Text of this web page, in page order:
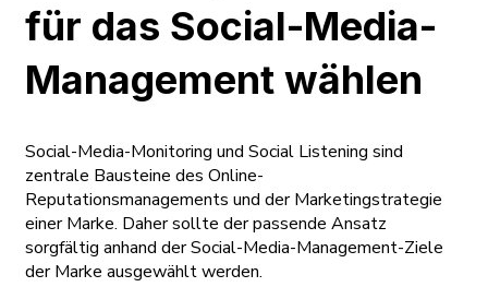
für das Social-Media-
Management wählen
Social-Media-Monitoring und Social Listening sind
zentrale Bausteine des Online-
Reputationsmanagements und der Marketingstrategie
einer Marke. Daher sollte der passende Ansatz
sorgfältig anhand der Social-Media-Management-Ziele
der Marke ausgewählt werden.